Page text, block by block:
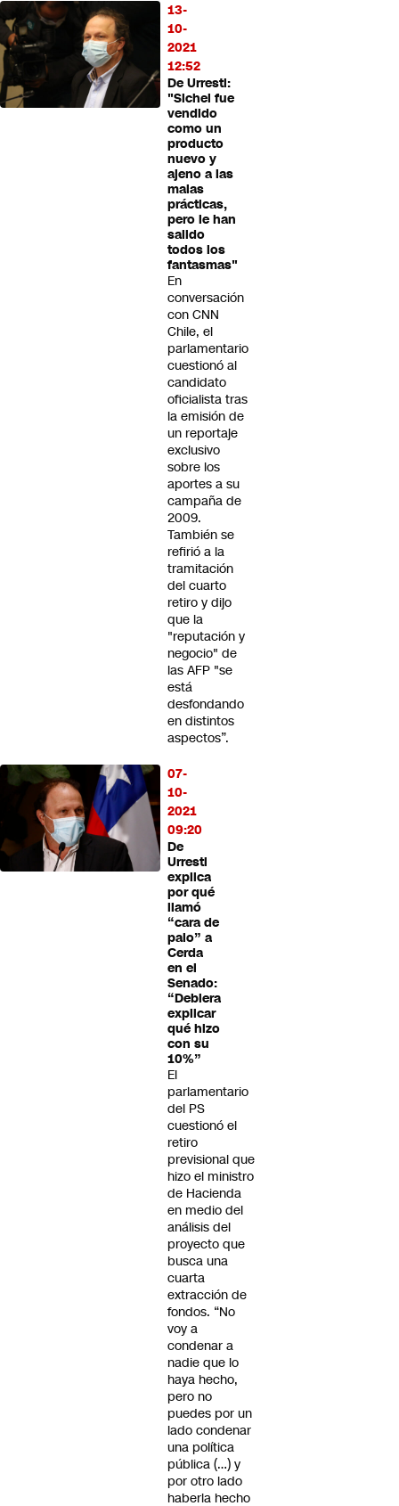
13-
10-
2021
12:52
De Urresti:
"Sichel fue
vendido
como un
producto
nuevo y
ajeno a las
malas
prácticas,
pero le han
salido
todos los
fantasmas"
En
conversación
con CNN
Chile, el
parlamentario
cuestionó al
candidato
oficialista tras
la emisión de
un reportaje
exclusivo
sobre los
aportes a su
campaña de
2009.
También se
refirió a la
tramitación
del cuarto
retiro y dijo
que la
"reputación y
negocio" de
las AFP "se
está
desfondando
en distintos
aspectos”.
07-
10-
2021
09:20
De
Urresti
explica
por qué
llamó
“cara de
palo” a
Cerda
en el
Senado:
“Debiera
explicar
qué hizo
con su
10%”
El
parlamentario
del PS
cuestionó el
retiro
previsional que
hizo el ministro
de Hacienda
en medio del
análisis del
proyecto que
busca una
cuarta
extracción de
fondos. “No
voy a
condenar a
nadie que lo
haya hecho,
pero no
puedes por un
lado condenar
una política
pública (…) y
por otro lado
haberla hecho